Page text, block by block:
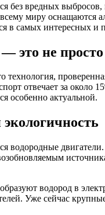
без вредных
миру оснащаются
в самых интересных и
это не
отвечает за около
особенно актуальной.
водород в
Уже сейчас